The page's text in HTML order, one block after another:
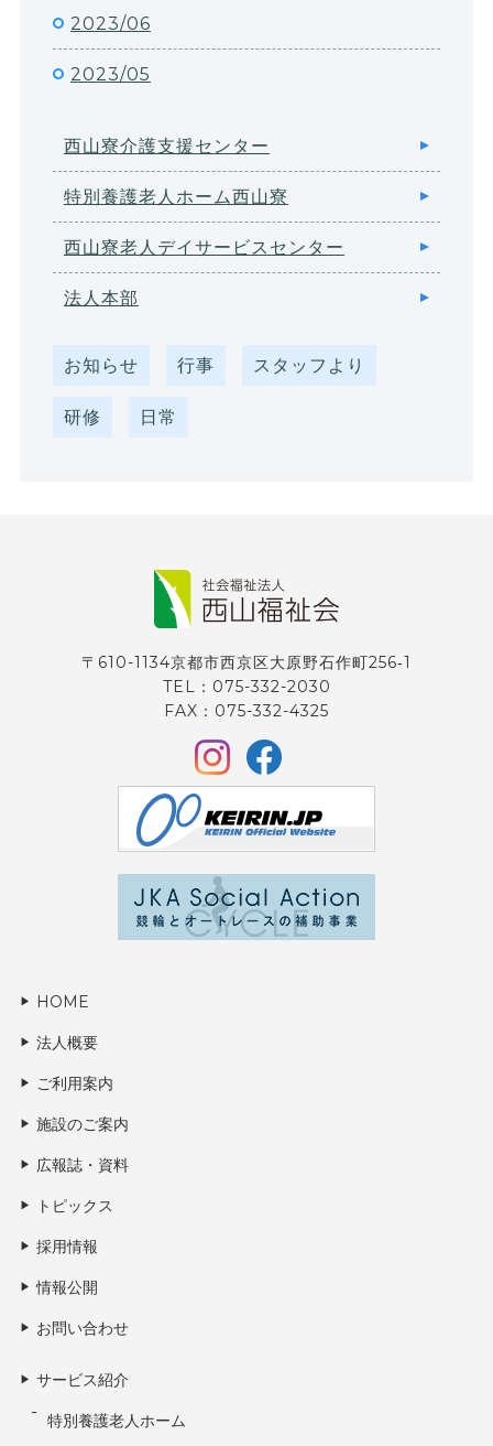
2023/06
2023/05
西山寮介護支援センター
特別養護老人ホーム西山寮
西山寮老人デイサービスセンター
法人本部
お知らせ 行事 スタッフより
研修 日常
〒610-1134京都市西京区大原野石作町256‐1
TEL：075-332-2030
FAX：075-332-4325
HOME
法人概要
ご利用案内
施設のご案内
広報誌・資料
トピックス
採用情報
情報公開
お問い合わせ
サービス紹介
特別養護老人ホーム